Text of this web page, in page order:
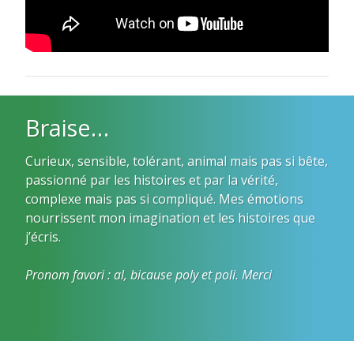
Braise…
Curieux, sensible, tolérant, animal mais pas si bête,
passionné par les histoires et par la vérité,
complexe mais pas si compliqué. Mes émotions
nourrissent mon imagination et les histoires que
j’écris.
Pronom favori : al, bicause poly et poli. Merci